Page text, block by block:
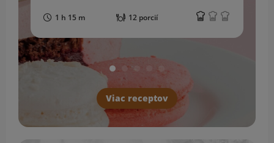
1 h 15 m 12 porcií
Viac receptov